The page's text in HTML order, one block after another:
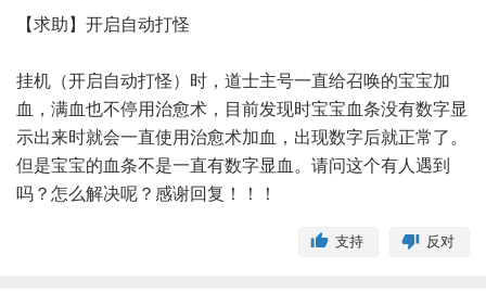
【求助】开启自动打怪
挂机（开启自动打怪）时，道士主号一直给召唤的宝宝加
血，满血也不停用治愈术，目前发现时宝宝血条没有数字显
示出来时就会一直使用治愈术加血，出现数字后就正常了。
但是宝宝的血条不是一直有数字显血。请问这个有人遇到
吗？怎么解决呢？感谢回复！！！
反对
支持